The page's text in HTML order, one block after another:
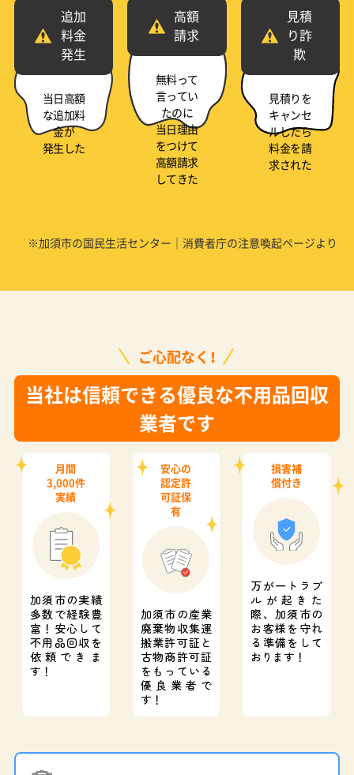
追加
料金
発生
当日高額
な追加料
金が
発生した
高額
請求
無料って
言ってい
たのに
当日理由
をつけて
高額請求
してきた
見積
り詐
欺
見積りを
キャンセ
ルしたら
料金を請
求された
※加須市の国民生活センター｜消費者庁の注意喚起ページより
ご心配なく！
当社は信頼できる優良な不用品回収
業者です
月間
3,000件
実績
加須市の実績
多数で経験豊
富！ 安心して
不用品回収を
依頼できま
す！
安心の
認定許
可証保
有
加須市の産業
廃棄物収集運
搬業許可証と
古物商許可証
をもっている
優良業者で
す！
損害補
償付き
万が一トラブ
ルが起きた
際、 加須市の
お客様を守れ
る準備をして
おります！